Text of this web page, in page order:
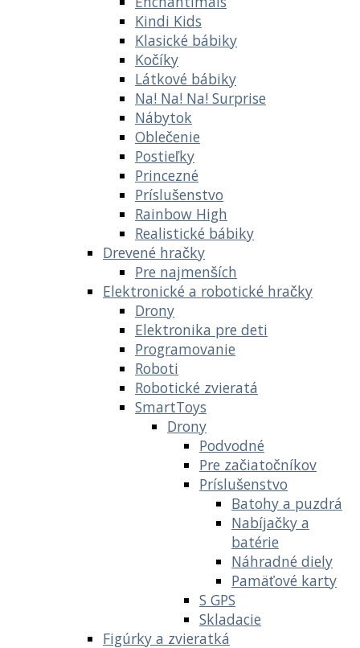
Kindi Kids
Klasické bábiky
Kočíky
Látkové bábiky
Na! Na! Na! Surprise
Nábytok
Oblečenie
Postieľky
Princezné
Príslušenstvo
Rainbow High
Realistické bábiky
Drevené hračky
Pre najmenších
Elektronické a robotické hračky
Drony
Elektronika pre deti
Programovanie
Roboti
Robotické zvieratá
SmartToys
Drony
Podvodné
Pre začiatočníkov
Príslušenstvo
Batohy a puzdrá
Nabíjačky a
batérie
Náhradné diely
Pamäťové karty
S GPS
Skladacie
Figúrky a zvieratká